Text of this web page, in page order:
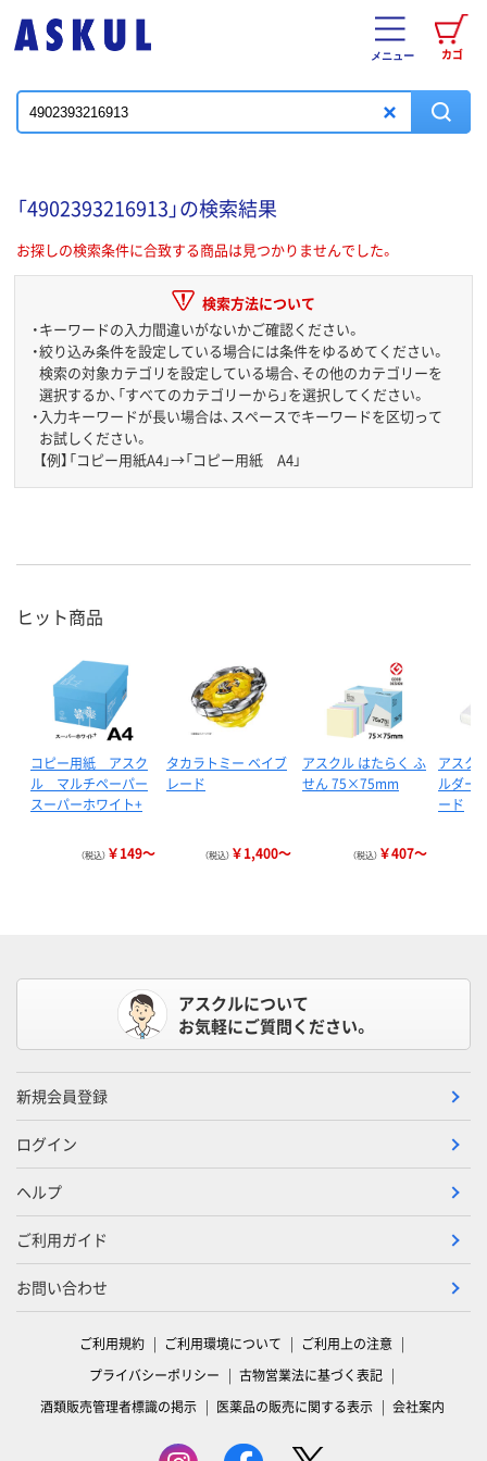
カゴ
メニュー
「4902393216913」の検索結果
お探しの検索条件に合致する商品は見つかりませんでした。
検索方法について
・キーワードの入力間違いがないかご確認ください。
・絞り込み条件を設定している場合には条件をゆるめてください。
検索の対象カテゴリを設定している場合、その他のカテゴリーを
選択するか、「すべてのカテゴリーから」を選択してください。
・ 入力キーワードが長い場合は、スペースでキーワードを区切って
お試しください。
【例】「コピー用紙A4」→「コピー用紙 A4」
ヒット商品
コピー用紙 アスク
ル マルチペーパー
スーパーホワイト+
（税込） ￥149～
タカラトミー ベイブ
レード
（税込） ￥1,400～
アスクル はたらく ふ
せん 75×75mm
（税込） ￥407～
アスク
ルダー
ード
アスクルについて
お気軽にご質問ください。
新規会員登録
ログイン
ヘルプ
ご利用ガイド
お問い合わせ
ご利用規約 ご利用環境について
ご利用上の注意
プライバシーポリシー
古物営業法に基づく表記
酒類販売管理者標識の掲示
医薬品の販売に関する表示 会社案内